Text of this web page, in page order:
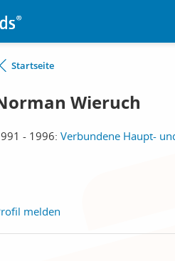
Startseite
Wieruch
- 1996: Verbundene Haupt-
melden